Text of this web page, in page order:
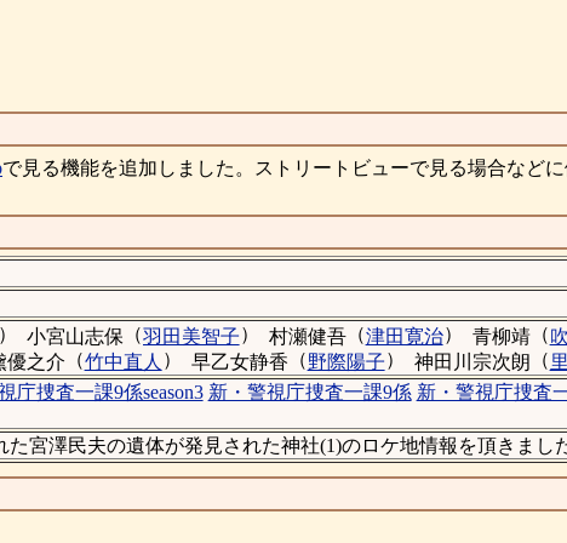
で見る機能を追加しました。ストリートビューで見る場合など
小宮山志保 （羽田美智子） 村瀬健吾（津田寛治） 青柳靖（
優之介 （竹中直人 ） 早乙女静香 （野際陽子） 神田川宗次朗 （
庁捜査一課9係season3 新・警視庁捜査一課9係 新・警視庁捜査
た宮澤民夫の遺体が発見された神社(1)のロケ地情報を頂きまし